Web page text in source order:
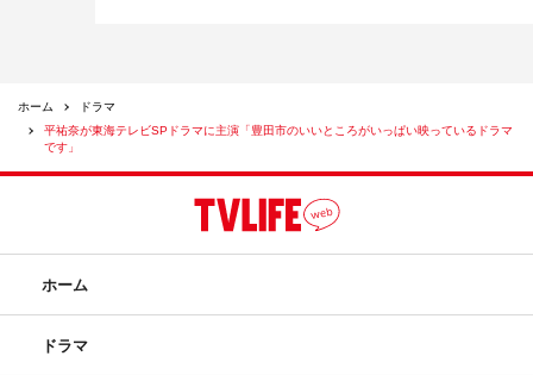
ホーム
ドラマ
平祐奈が東海テレビSPドラマに主演「豊田市のいいところがいっぱい映っているドラマ
です」
ホーム
ドラマ